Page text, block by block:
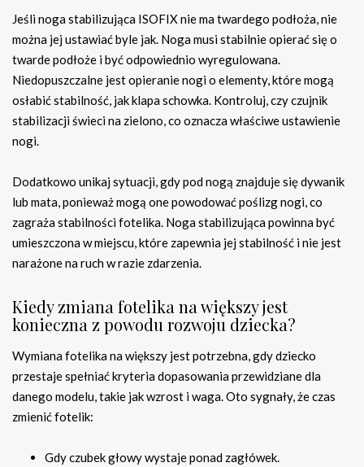
Jeśli noga stabilizująca ISOFIX nie ma twardego podłoża, nie
można jej ustawiać byle jak. Noga musi stabilnie opierać się o
twarde podłoże i być odpowiednio wyregulowana.
Niedopuszczalne jest opieranie nogi o elementy, które mogą
osłabić stabilność, jak klapa schowka. Kontroluj, czy czujnik
stabilizacji świeci na zielono, co oznacza właściwe ustawienie
nogi.
Dodatkowo unikaj sytuacji, gdy pod nogą znajduje się dywanik
lub mata, ponieważ mogą one powodować poślizg nogi, co
zagraża stabilności fotelika. Noga stabilizująca powinna być
umieszczona w miejscu, które zapewnia jej stabilność i nie jest
narażone na ruch w razie zdarzenia.
Kiedy zmiana fotelika na większy jest
konieczna z powodu rozwoju dziecka?
Wymiana fotelika na większy jest potrzebna, gdy dziecko
przestaje spełniać kryteria dopasowania przewidziane dla
danego modelu, takie jak wzrost i waga. Oto sygnały, że czas
zmienić fotelik:
Gdy czubek głowy wystaje ponad zagłówek.